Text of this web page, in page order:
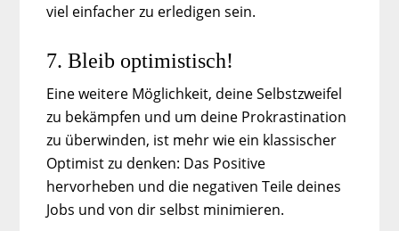
viel einfacher zu erledigen sein.
7. Bleib optimistisch!
Eine weitere Möglichkeit, deine Selbstzweifel
zu bekämpfen und um deine Prokrastination
zu überwinden, ist mehr wie ein klassischer
Optimist zu denken: Das Positive
hervorheben und die negativen Teile deines
Jobs und von dir selbst minimieren.